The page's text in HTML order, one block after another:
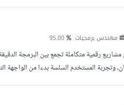
مهندس برمجيات 95.00
مشاريع رقمية متكاملة تجمع بين البرمجة